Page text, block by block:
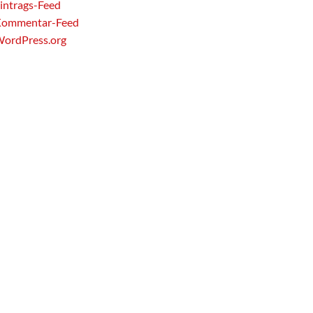
Feed
Feed